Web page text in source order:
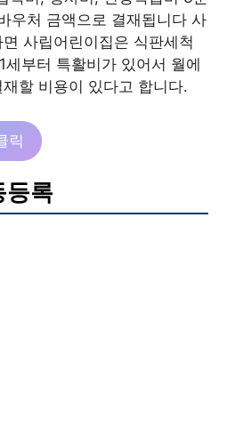
우처 금액으로 결재됩니다 사
사립어린이집은 식판세척
부터 특활비가 있어서 월에
할 비용이 있다고 합니다.
릭
등록